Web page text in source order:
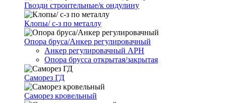
Гвозди строительные/к ондулину
Клопы/ с-з по металлу
Опора бруса/Анкер регулировачный
Анкер регулировачный АРН
Опора брусса открытая/закрытая
Саморез ГД
Саморез кровельный